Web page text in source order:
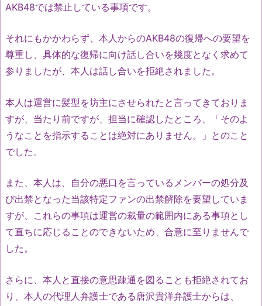
AKB48では禁止している事項です。
それにもかかわらず、本人からのAKB48の復帰への要望を
尊重し、具体的な復帰に向け話し合いを幾度となく求めて
参りましたが、本人は話し合いを拒絶されました。
本人は運営に髪型を坊主にさせられたと言ってきておりま
すが、当たり前ですが、担当に確認したところ、「そのよ
うなことを指示することは絶対にありません。」とのこと
でした。
また、本人は、自分の悪口を言っているメンバーの処分及
び出禁となった当該特定ファンの出禁解除を要望していま
すが、これらの事項は運営の裁量の範囲内にある事項とし
て直ちに応じることのできないため、合意に至りませんで
した。
さらに、本人と直接の意思疎通を図ることも拒絶されてお
り、本人の代理人弁護士である唐沢貴洋弁護士からは、